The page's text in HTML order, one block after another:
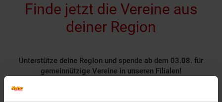
Finde jetzt die Vereine aus
deiner Region
Unterstütze deine Region und spende ab dem 03.08. für
gemeinnützige Vereine in unseren Filialen!
Rund 1400 gemeinnützige Vereine nehmen deutschlandweit